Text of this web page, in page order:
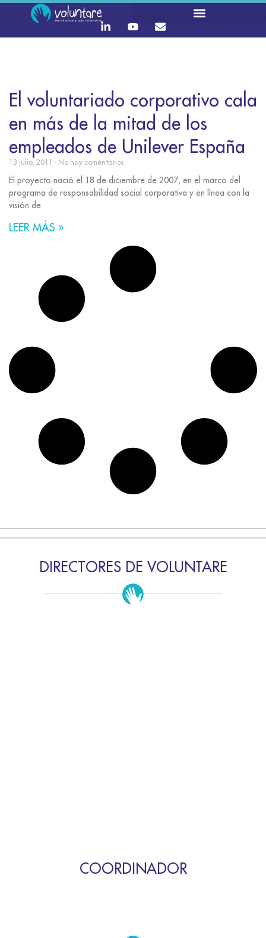
El voluntariado corporativo cala
en más de la mitad de los
empleados de Unilever España
13 julio, 2011 No hay comentarios
El proyecto nació el 18 de diciembre de 2007, en el marco del
programa de responsabilidad social corporativa y en línea con la
visión de
LEER MÁS »
DIRECTORES DE VOLUNTARE
COORDINADOR